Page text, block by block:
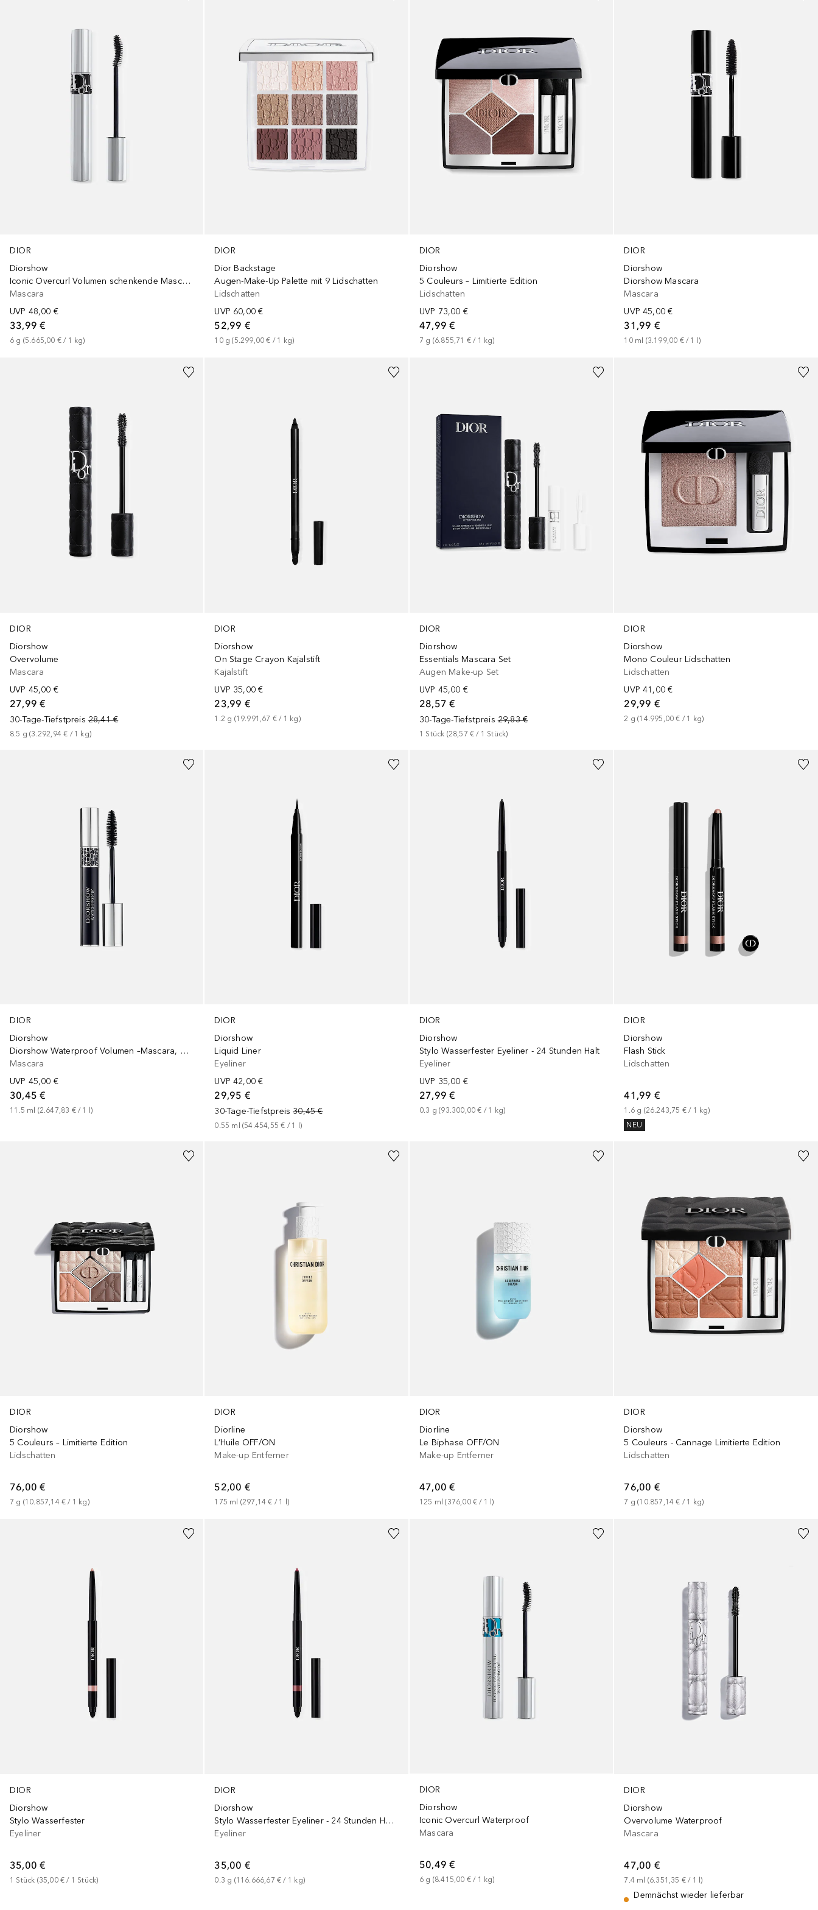
DIOR
Diorshow
Iconic Overcurl Volumen schenkende Mascara
Mascara
UVP 48,00 €
33,99 €
6 g (5.665,00 € / 1 kg)
DIOR
Dior Backstage
Augen-Make-Up Palette mit 9 Lidschatten
Lidschatten
UVP 60,00 €
52,99 €
10 g (5.299,00 € / 1 kg)
DIOR
Diorshow
5 Couleurs – Limitierte Edition
Lidschatten
UVP 73,00 €
47,99 €
7 g (6.855,71 € / 1 kg)
DIOR
Diorshow
Diorshow Mascara
Mascara
UVP 45,00 €
31,99 €
10 ml (3.199,00 € / 1 l)
DIOR
Diorshow
Overvolume
Mascara
UVP 45,00 €
27,99 €
30-Tage-Tiefstpreis 28,41 €
8.5 g (3.292,94 € / 1 kg)
+2
DIOR
Diorshow
On Stage Crayon Kajalstift
Kajalstift
UVP 35,00 €
23,99 €
1.2 g (19.991,67 € / 1 kg)
+5
DIOR
Diorshow
Essentials Mascara Set
Augen Make-up Set
UVP 45,00 €
28,57 €
30-Tage-Tiefstpreis 29,83 €
1 Stück (28,57 € / 1 Stück)
DIOR
Diorshow
Mono Couleur Lidschatten
Lidschatten
UVP 41,00 €
29,99 €
2 g (14.995,00 € / 1 kg)
+14
DIOR
Diorshow
Diorshow Waterproof Volumen –Mascara, wimpernverlängernder Effekt, wasserfest
Mascara
UVP 45,00 €
30,45 €
11.5 ml (2.647,83 € / 1 l)
DIOR
Diorshow
Liquid Liner
Eyeliner
UVP 42,00 €
29,95 €
30-Tage-Tiefstpreis 30,45 €
0.55 ml (54.454,55 € / 1 )
DIOR
Diorshow
Stylo Wasserfester Eyeliner - 24 Stunden Halt
Eyeliner
UVP 35,00 €
27,99 €
0.3 g (93.300,00 € / 1 kg)
+8
DIOR
Diorshow
Flash Stick
Lidschatten
41,99 €
1.6 g (26.243,75 € / 1 kg)
NEU
DIOR
Diorshow
5 Couleurs – Limitierte Edition
Lidschatten
76,00 €
7 g (10.857,14 € / 1 kg)
DIOR
Diorline
L’Huile OFF/ON
Make-up Entferner
52,00 €
175 ml (297,14 € / 1 )
DIOR
Diorline
Le Biphase OFF/ON
Make-up Entferner
47,00 €
125 ml (376,00 € / 1 l)
DIOR
Diorshow
5 Couleurs - Cannage Limitierte Edition
Lidschatten
76,00 €
7 g (10.857,14 € / 1 kg)
DIOR
Diorshow
Stylo Wasserfester
Eyeliner
35,00 €
1 Stück (35,00 € / 1 Stück)
DIOR
Diorshow
Stylo Wasserfester Eyeliner - 24 Stunden Halt - Intensive Farbe
Eyeliner
35,00 €
0.3 g (116.666,67 € / 1 kg)
DIOR
Diorshow
Iconic Overcurl Waterproof
Mascara
50,49 €
6 g (8.415,00 € / 1 kg)
DIOR
Diorshow
Overvolume Waterproof
Mascara
47,00 €
7.4 ml (6.351,35 € / 1 l)
Demnächst wieder lieferbar